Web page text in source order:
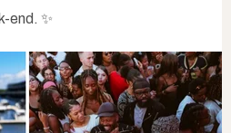
end. ✨